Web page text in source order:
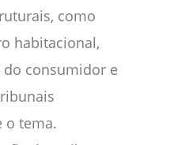
como
habitacional,
consumidor e
o tema.